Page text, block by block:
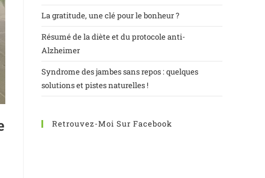
La gratitude, une clé pour le bonheur ?
Résumé de la diète et du protocole anti-
Alzheimer
Syndrome des jambes sans repos : quelques
solutions et pistes naturelles !
Retrouvez-Moi Sur Facebook